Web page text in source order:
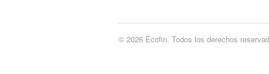
ganar
hoy
© 2026 Ecofin. Todos los derechos